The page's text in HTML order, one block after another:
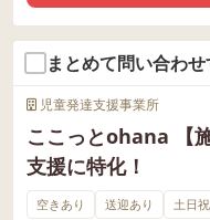
まとめて問い合わせ
児童発達支援事業所
ここっとohana 【
支援に特化！
空きあり 送迎あり 土日